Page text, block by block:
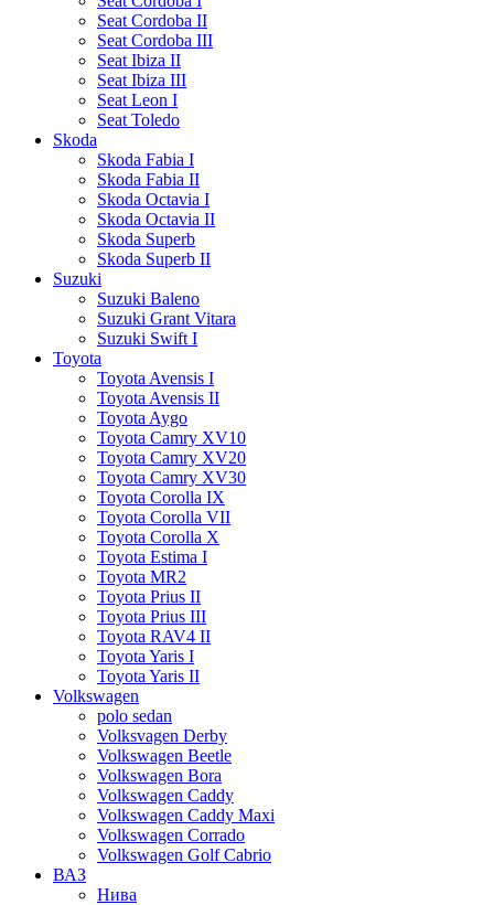
Seat Cordoba II
Seat Cordoba III
Seat Ibiza II
Seat Ibiza III
Seat Leon I
Seat Toledo
Skoda
Skoda Fabia I
Skoda Fabia II
Skoda Octavia I
Skoda Octavia II
Skoda Superb
Skoda Superb II
Suzuki
Suzuki Baleno
Suzuki Grant Vitara
Suzuki Swift I
Toyota
Toyota Avensis I
Toyota Avensis II
Toyota Aygo
Toyota Camry XV10
Toyota Camry XV20
Toyota Camry XV30
Toyota Corolla IX
Toyota Corolla VII
Toyota Corolla X
Toyota Estima I
Toyota MR2
Toyota Prius II
Toyota Prius III
Toyota RAV4 II
Toyota Yaris I
Toyota Yaris II
Volkswagen
polo sedan
Volksvagen Derby
Volkswagen Beetle
Volkswagen Bora
Volkswagen Caddy
Volkswagen Caddy Maxi
Volkswagen Corrado
Volkswagen Golf Cabrio
ВАЗ
Нива